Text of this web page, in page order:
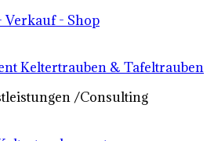
Verkauf - Shop
Keltertrauben & Tafeltrauben
/Consulting